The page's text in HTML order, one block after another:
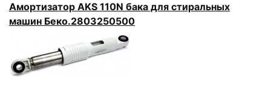
Амортизатор AKS 110N бака для стиральных
машин Беко.2803250500